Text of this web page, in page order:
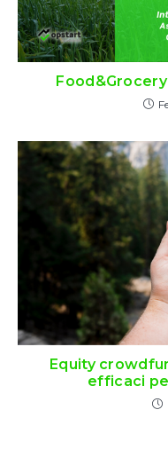
Equity
efficaci